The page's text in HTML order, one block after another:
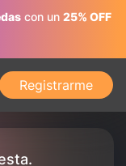
con un 25% OFF
Registrarme